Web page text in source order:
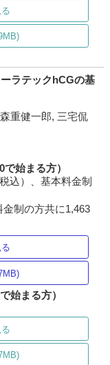
ラテックhCGの基
重健一郎, 三宅侃
始まる方）
込）、基本料金制
制の方共に1,463
始まる方）